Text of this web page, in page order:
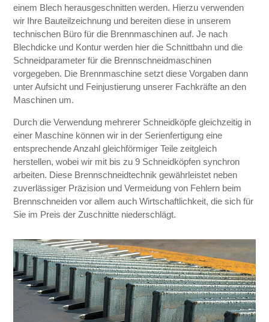
einem Blech herausgeschnitten werden. Hierzu verwenden
wir Ihre Bauteilzeichnung und bereiten diese in unserem
technischen Büro für die Brennmaschinen auf. Je nach
Blechdicke und Kontur werden hier die Schnittbahn und die
Schneidparameter für die Brennschneidmaschinen
vorgegeben. Die Brennmaschine setzt diese Vorgaben dann
unter Aufsicht und Feinjustierung unserer Fachkräfte an den
Maschinen um.
Durch die Verwendung mehrerer Schneidköpfe gleichzeitig in
einer Maschine können wir in der Serienfertigung eine
entsprechende Anzahl gleichförmiger Teile zeitgleich
herstellen, wobei wir mit bis zu 9 Schneidköpfen synchron
arbeiten. Diese Brennschneidtechnik gewährleistet neben
zuverlässiger Präzision und Vermeidung von Fehlern beim
Brennschneiden vor allem auch Wirtschaftlichkeit, die sich für
Sie im Preis der Zuschnitte niederschlägt.